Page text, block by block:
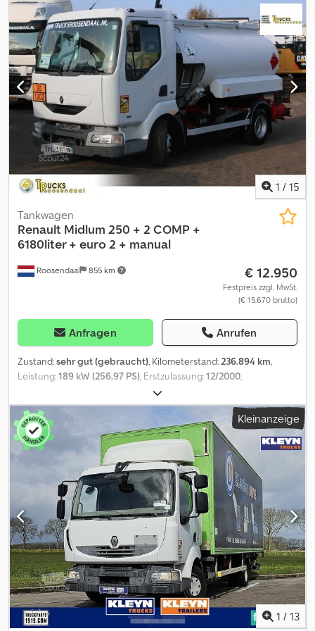
Laderaumbreite: 2.450 mm , Laderaumhöhe:2.200 mm
, Baujahr:
2013, Ausstattung:ABS, Klimaanlage, Ladebordwand, Gut
erhaltene lkw Radstand 3800 mm vorne Blatt hinten luftfederung
Gesamtgewicht 12000 kg Dkjdjzg R Dqjpfx Aahor
1 / 15
Roosendaal 855 km
Tankwagen
Renault Midlum 250 + 2 COMP +
6180liter + euro 2 + manual
€ 12.950
Festpreis zzgl. MwSt.
(€ 15.670 brutto)
Anfragen Anrufen
Zustand:sehr gut (gebraucht), Kilometerstand: 236.894 km,
Leistung:189 kW (256,97 PS) , Erstzulassung:12/2000
Diesel
Fahrerhaus, Getriebetyp:mechanisch, Baujahr:2000,
Ausstattung:
ABS, Klimaanlage, elektrisch verstellbarer Spiegel,
elektrische Fensterheberregelung, = Weitere Optionen und
Zubehör = Sonstige - Nebenabtrieb (PTO) -
Radio-/Kassettenspieler - Radio/CD-Player - Werkzeugkasten -
Zapfwelle Sonstiges - Geschwindigkeitsbegrenzer =
Anmerkungen = VF642ACA00000889 = Weitere Informationen =
Leergewicht: 5.280 kg Zuladung: 4.720 kg zGG: .000 kg
Technischer Zustand: sehr gut Optischer Zustand: sehr gut
Kennzeichen: CW059YN = Firmeninformationen = If you have any
questions or suggestions, Don't hesitate to contact us. We
guarantee an answer within 8 hours. Prices are without VAT. No
rights could be derived from given information. Office Phone:
MOB: Nederlands - English - Deutsch - Francais - Español -
Italiano)Available on What's App and Viber. MOB: Nederlands)
Available on What's App and Viber. When you pay by bank transfer,
Kleinanzeige
1 / 13